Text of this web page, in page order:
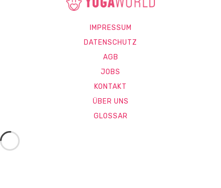
IMPRESSUM
DATENSCHUTZ
AGB
JOBS
KONTAKT
ÜBER UNS
GLOSSAR